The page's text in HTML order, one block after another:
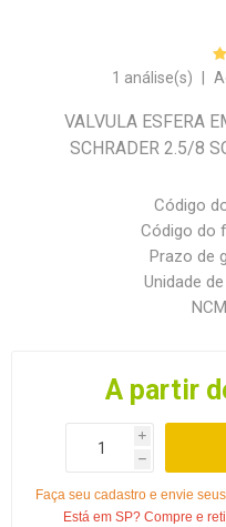
1 análise(s)
VALVULA ESFERA
SCHRADER 2.5/8
Código
Código do
Prazo de
Unidade
A partir
i
h
Faça seu cadastro e envie
Está em SP? Compre e